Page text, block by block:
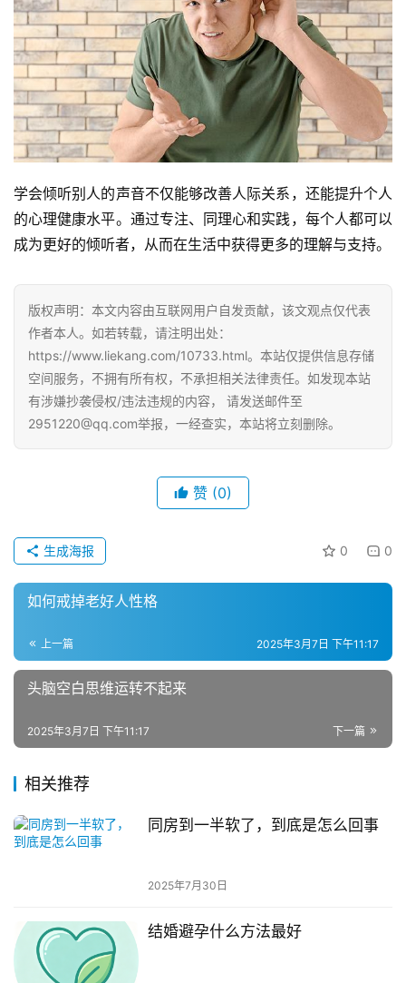
学会倾听别人的声音不仅能够改善人际关系，还能提升个人
的心理健康水平。通过专注、同理心和实践，每个人都可以
成为更好的倾听者，从而在生活中获得更多的理解与支持。
版权声明：本文内容由互联网用户自发贡献，该文观点仅代表
作者本人。如若转载，请注明出处：
https://www.liekang.com/10733.html。本站仅提供信息存储
空间服务，不拥有所有权，不承担相关法律责任。如发现本站
有涉嫌抄袭侵权/违法违规的内容， 请发送邮件至
2951220@qq.com举报，一经查实，本站将立刻删除。
赞 (0)
0 0
生成海报
如何戒掉老好人性格
上一篇 2025年3月7日 下午11:17
头脑空白思维运转不起来
下一篇
2025年3月7日 下午11:17
相关推荐
同房到一半软了，到底是怎么回事
2025年7月30日
结婚避孕什么方法最好